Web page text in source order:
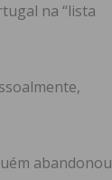
na “lista
abandonou